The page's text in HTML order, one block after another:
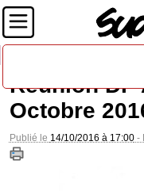
Réunion DP
Octobre
Publié le 14/10/2016 à 17:00-